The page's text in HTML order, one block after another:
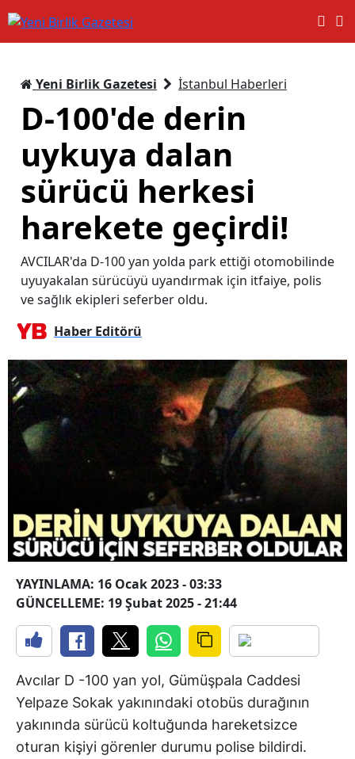
Yeni Birlik Gazetesi İstanbul Haberleri
D-100'de derin
uykuya dalan
sürücü herkesi
harekete geçirdi!
AVCILAR'da D-100 yan yolda park ettiği otomobilinde
uyuyakalan sürücüyü uyandırmak için itfaiye, polis
ve sağlık ekipleri seferber oldu.
Haber Editörü
YAYINLAMA: 16 Ocak 2023 - 03:33
GÜNCELLEME: 19 Şubat 2025 - 21:44
Avcılar D -100 yan yol, Gümüşpala Caddesi
Yelpaze Sokak yakınındaki otobüs durağının
yakınında sürücü koltuğunda hareketsizce
oturan kişiyi görenler durumu polise bildirdi.